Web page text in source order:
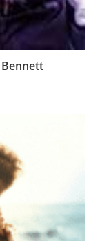
Bennett